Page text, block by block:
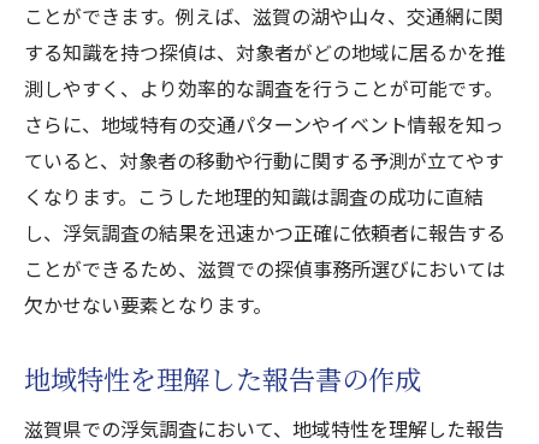
実績を活かした調査戦略の構築
探偵事務所の透明性がもたらす滋賀での浮気調
査の信頼性
透明性の高い事務所の選び方
情報開示が信頼性に与える影響
透明な調査プロセスの重要性
信頼を築くための透明性の役割
透明性がもたらす安心感と結果
ことができます。例えば、滋賀の湖や山々、交通網に関
する知識を持つ探偵は、対象者がどの地域に居るかを推
測しやすく、より効率的な調査を行うことが可能です。
さらに、地域特有の交通パターンやイベント情報を知っ
ていると、対象者の移動や行動に関する予測が立てやす
くなります。こうした地理的知識は調査の成功に直結
し、浮気調査の結果を迅速かつ正確に依頼者に報告する
ことができるため、滋賀での探偵事務所選びにおいては
欠かせない要素となります。
地域特性を理解した報告書の作成
滋賀県での浮気調査において、地域特性を理解した報告